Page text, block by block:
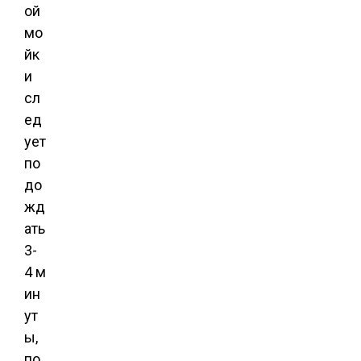
ой
мо
йк
и
сл
ед
ует
по
до
жд
ать
3-
4 м
ин
ут
ы,